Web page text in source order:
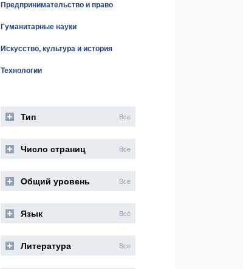
Предпринимательство и право
Гуманитарные науки
Искусство, культура и история
Технологии
Тип Все
Число страниц Все
Общий уровень Все
Язык Все
Литература Все